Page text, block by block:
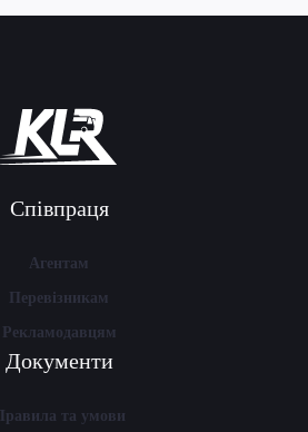
Співпраця
Агентам
Перевізникам
Рекламодавцям
Документи
Правила та умови